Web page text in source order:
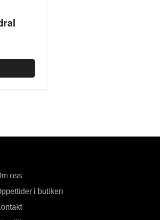
oss
i butiken